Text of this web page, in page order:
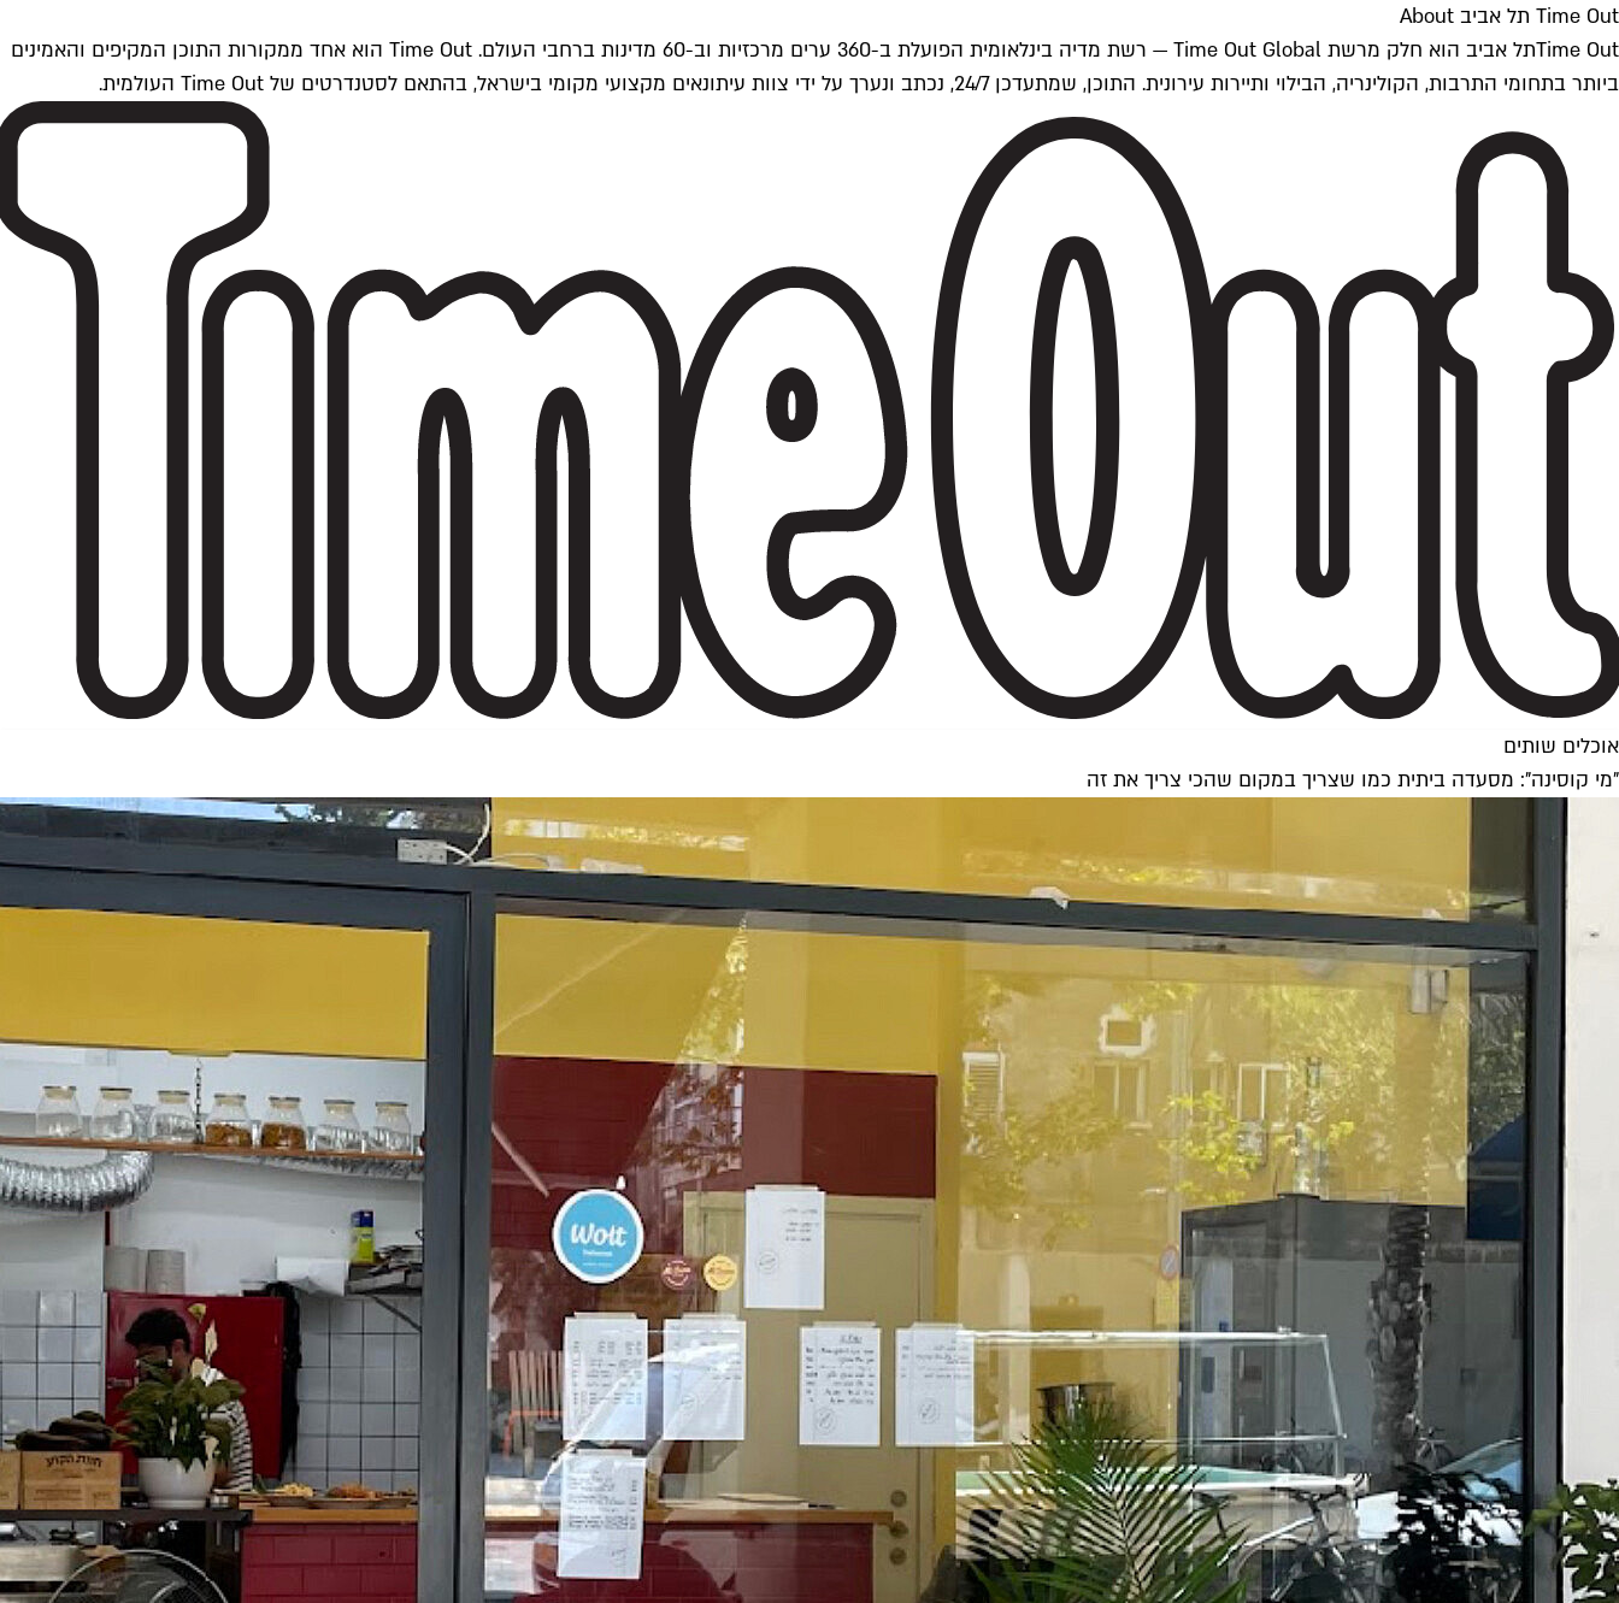
Time Out תל אביב About
Time Outתל אביב הוא חלק מרשת Time Out Global — רשת מדיה בינלאומית הפועלת ב-360 ערים מרכזיות וב-60 מדינות ברחבי העולם. Time Out הוא אחד ממקורות התוכן המקיפים והאמינים
ביותר בתחומי התרבות, הקולינריה, הבילוי ותיירות עירונית. התוכן, שמתעדכן 24/7, נכתב ונערך על ידי צוות עיתונאים מקצועי מקומי בישראל, בהתאם לסטנדרטים של Time Out העולמית.
אוכלים שותים
"מי קוסינה": מסעדה ביתית כמו שצריך במקום שהכי צריך את זה